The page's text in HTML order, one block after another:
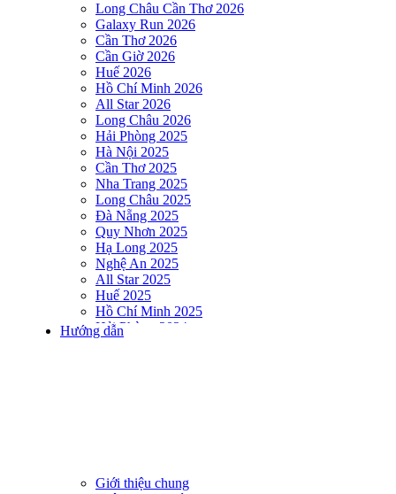
Long Châu Cần Thơ 2026
Galaxy Run 2026
Cần Thơ 2026
Cần Giờ 2026
Huế 2026
Hồ Chí Minh 2026
All Star 2026
Long Châu 2026
Hải Phòng 2025
Hà Nội 2025
Cần Thơ 2025
Nha Trang 2025
Long Châu 2025
Đà Nẵng 2025
Quy Nhơn 2025
Hạ Long 2025
Nghệ An 2025
All Star 2025
Huế 2025
Hồ Chí Minh 2025
Hải Phòng 2024
DNSE AQUAMAN VIETNAM 2024
DNSE AQUAMAN VIETNAM 2023
Hướng dẫn
Giới thiệu chung